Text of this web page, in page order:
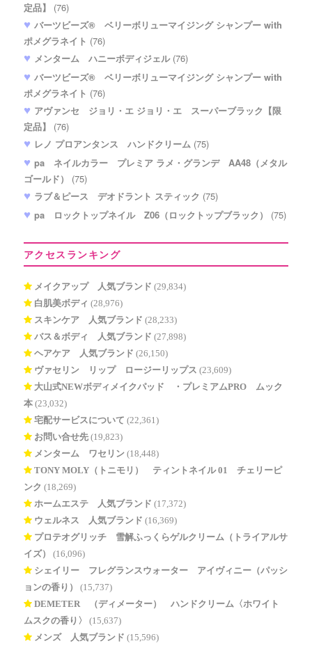
定品】
(76)
バーツビーズ® ベリーボリューマイジング シャンプー with
ポメグラネイト (76)
メンターム ハニーボディジェル(76)
バーツビーズ® ベリーボリューマイジング シャンプー with
ポメグラネイト (76)
アヴァンセ ジョリ・エ ジョリ・エ スーパーブラック【限
定品】
(76)
レノ プロアンタンス ハンドクリーム (75)
pa ネイルカラー プレミア ラメ・グランデ AA48（メタル
ゴールド）
(75)
ラブ＆ピース デオドラント スティック (75)
pa ロックトップネイル Z06（ロックトップブラック）
(75)
アクセスランキング
メイクアップ 人気ブランド (29,834)
白肌美ボディ (28,976)
スキンケア 人気ブランド (28,233)
バス＆ボディ 人気ブランド (27,898)
ヘアケア 人気ブランド (26,150)
ヴァセリン リップ ロージーリップス (23,609)
大山式NEWボディメイクパッド®・プレミアムPRO ムック
本 (23,032)
宅配サービスについて (22,361)
お問い合せ先 (19,823)
メンターム ワセリン (18,448)
TONY MOLY（トニモリ） ティントネイル 01 チェリーピ
ンク (18,269)
ホームエステ 人気ブランド (17,372)
ウェルネス 人気ブランド (16,369)
プロテオグリッチ 雪解ふっくらゲルクリーム（トライアルサ
イズ）
(16,096)
シェイリー フレグランスウォーター アイヴィニー（パッシ
ョンの香り）
(15,737)
DEMETER®（ディメーター） ハンドクリーム〈ホワイト
ムスクの香り〉
(15,637)
メンズ 人気ブランド (15,596)